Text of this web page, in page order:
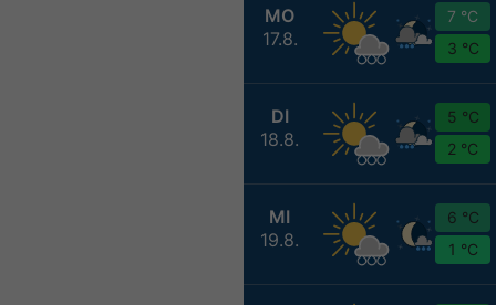
MO
17.8.
7 °C
3 °C
DI
18.8.
5 °C
2 °C
MI
19.8.
6 °C
1 °C